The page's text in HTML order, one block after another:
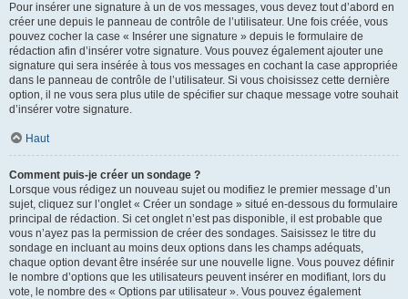
Pour insérer une signature à un de vos messages, vous devez tout d’abord en
créer une depuis le panneau de contrôle de l’utilisateur. Une fois créée, vous
pouvez cocher la case « Insérer une signature » depuis le formulaire de
rédaction afin d’insérer votre signature. Vous pouvez également ajouter une
signature qui sera insérée à tous vos messages en cochant la case appropriée
dans le panneau de contrôle de l’utilisateur. Si vous choisissez cette dernière
option, il ne vous sera plus utile de spécifier sur chaque message votre souhait
d’insérer votre signature.
Haut
Comment puis-je créer un sondage ?
Lorsque vous rédigez un nouveau sujet ou modifiez le premier message d’un
sujet, cliquez sur l’onglet « Créer un sondage » situé en-dessous du formulaire
principal de rédaction. Si cet onglet n’est pas disponible, il est probable que
vous n’ayez pas la permission de créer des sondages. Saisissez le titre du
sondage en incluant au moins deux options dans les champs adéquats,
chaque option devant être insérée sur une nouvelle ligne. Vous pouvez définir
le nombre d’options que les utilisateurs peuvent insérer en modifiant, lors du
vote, le nombre des « Options par utilisateur ». Vous pouvez également